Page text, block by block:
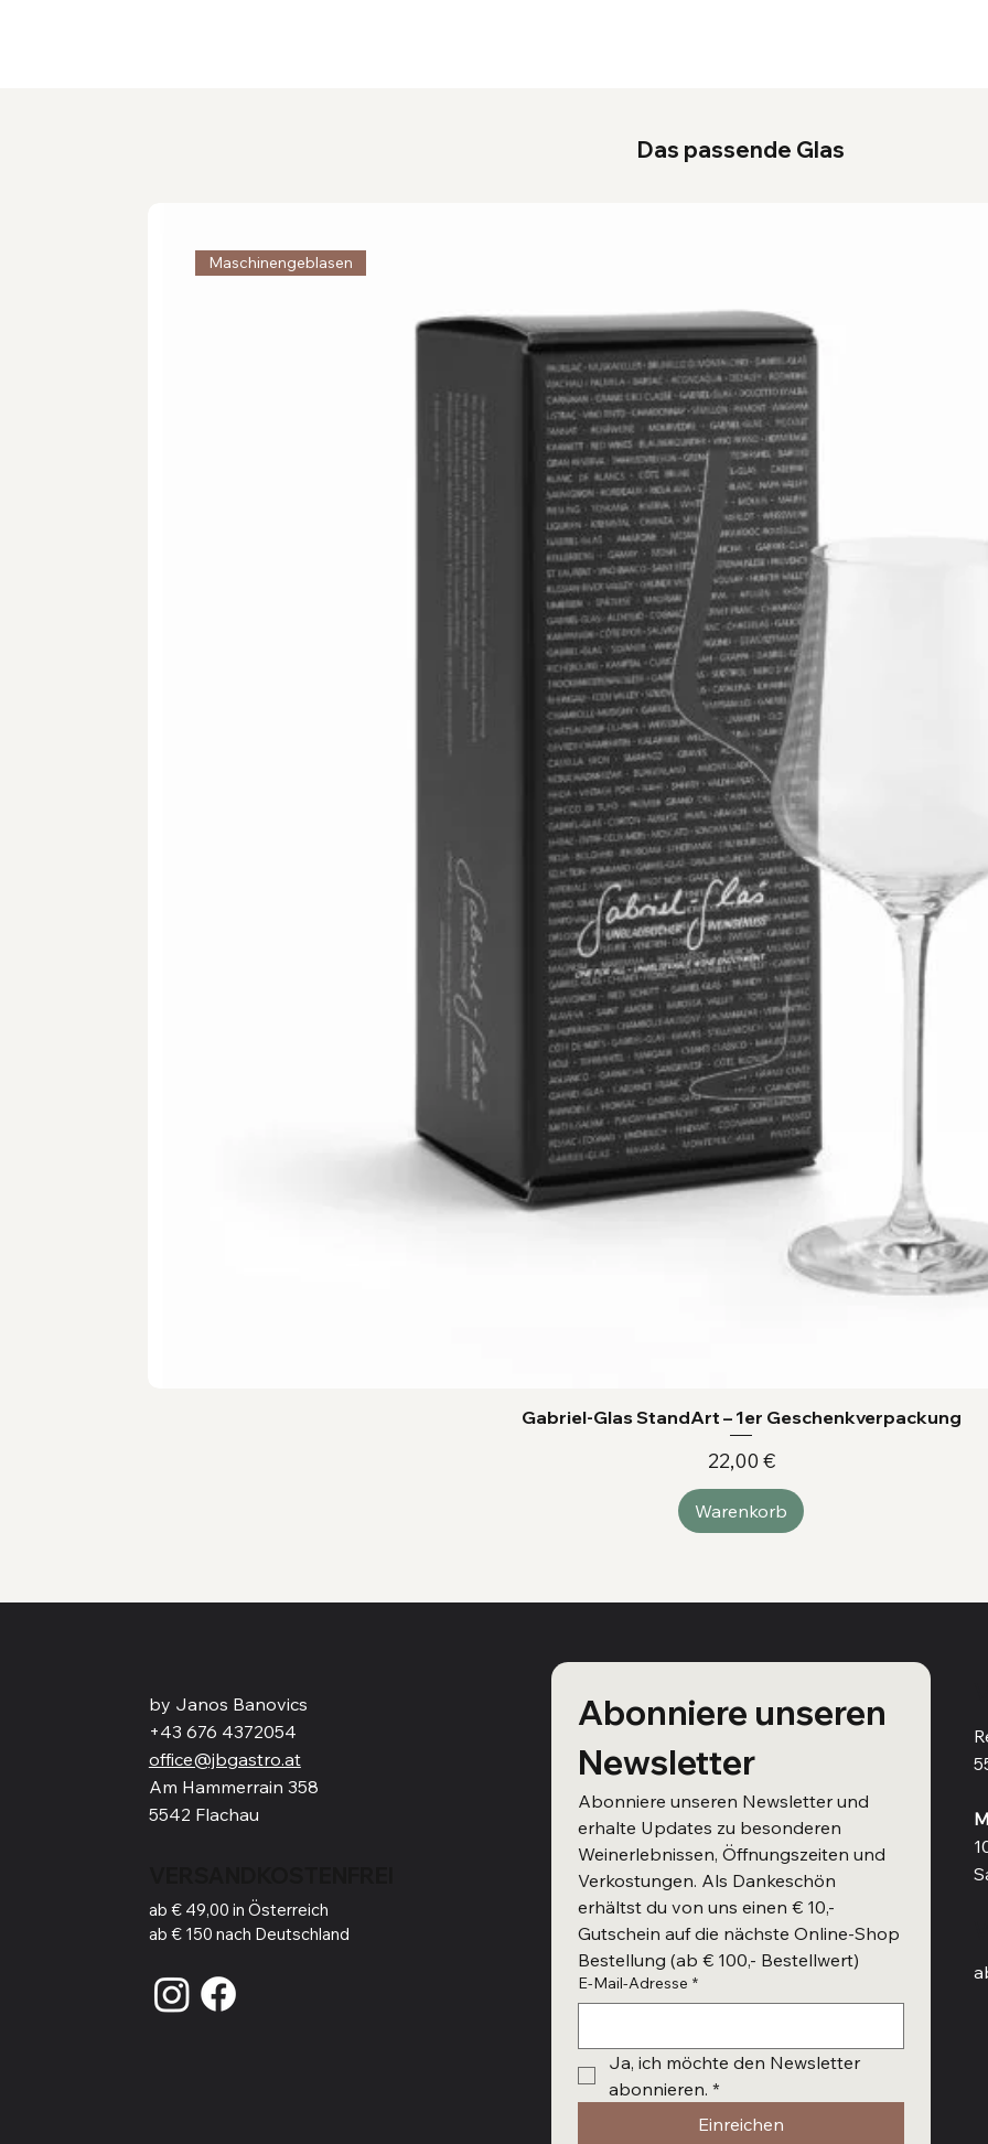
Das passende Glas
Maschinengeblasen
Gabriel-Glas StandArt – 1er Geschenkverpackung
Preis
22,00 €
Warenkorb
by Janos Banovics
+43 676 4372054
office@jbgastro.at
Am Hammerrain 358
5542 Flachau
ab € 49,00 in Österreich
ab € 150 nach Deutschland
Abonniere unseren
Newsletter
Abonniere unseren Newsletter und
erhalte Updates zu besonderen
Weinerlebnissen, Öffnungszeiten und
Verkostungen. Als Dankeschön
erhältst du von uns einen € 10,-
Gutschein auf die nächste Online-Shop
Bestellung (ab € 100,- Bestellwert)
E-Mail-Adresse *
Ja, ich möchte den Newsletter
abonnieren. *
Einreichen